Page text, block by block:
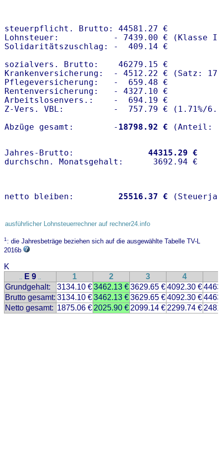
steuerpflicht. Brutto: 44581.27 €
Lohnsteuer:           - 7439.00 € (Klasse I)
Solidaritätszuschlag: -  409.14 €
sozialvers. Brutto:    46279.15 €
Krankenversicherung:  - 4512.22 € (Satz:
Pflegeversicherung:   -  659.48 €
Rentenversicherung:   - 4327.10 €
Arbeitslosenvers.:    -  694.19 €
Z-Vers. VBL:          -  757.79 € ( 1.71%/
Abzüge gesamt:        - 18798.92 €
Jahres-Brutto: 44315.29 €
netto bleiben: 25516.37 €
ausführlicher Lohnsteuerrechner auf rechner24.info
1: die Jahresbeträge beziehen sich auf die ausgewählte Tabelle TV-L
2016b
K
.. E 9 .. 1 2 3 4
Grundgehalt:
3134.10 €3462.13 €3629.65 €4092.30 €
Brutto gesamt: 3134.10 €3462.13 €3629.65 €4092.30 €
Netto gesamt: 1875.06 € 2025.90 € 2099.14 € 2299.74 €